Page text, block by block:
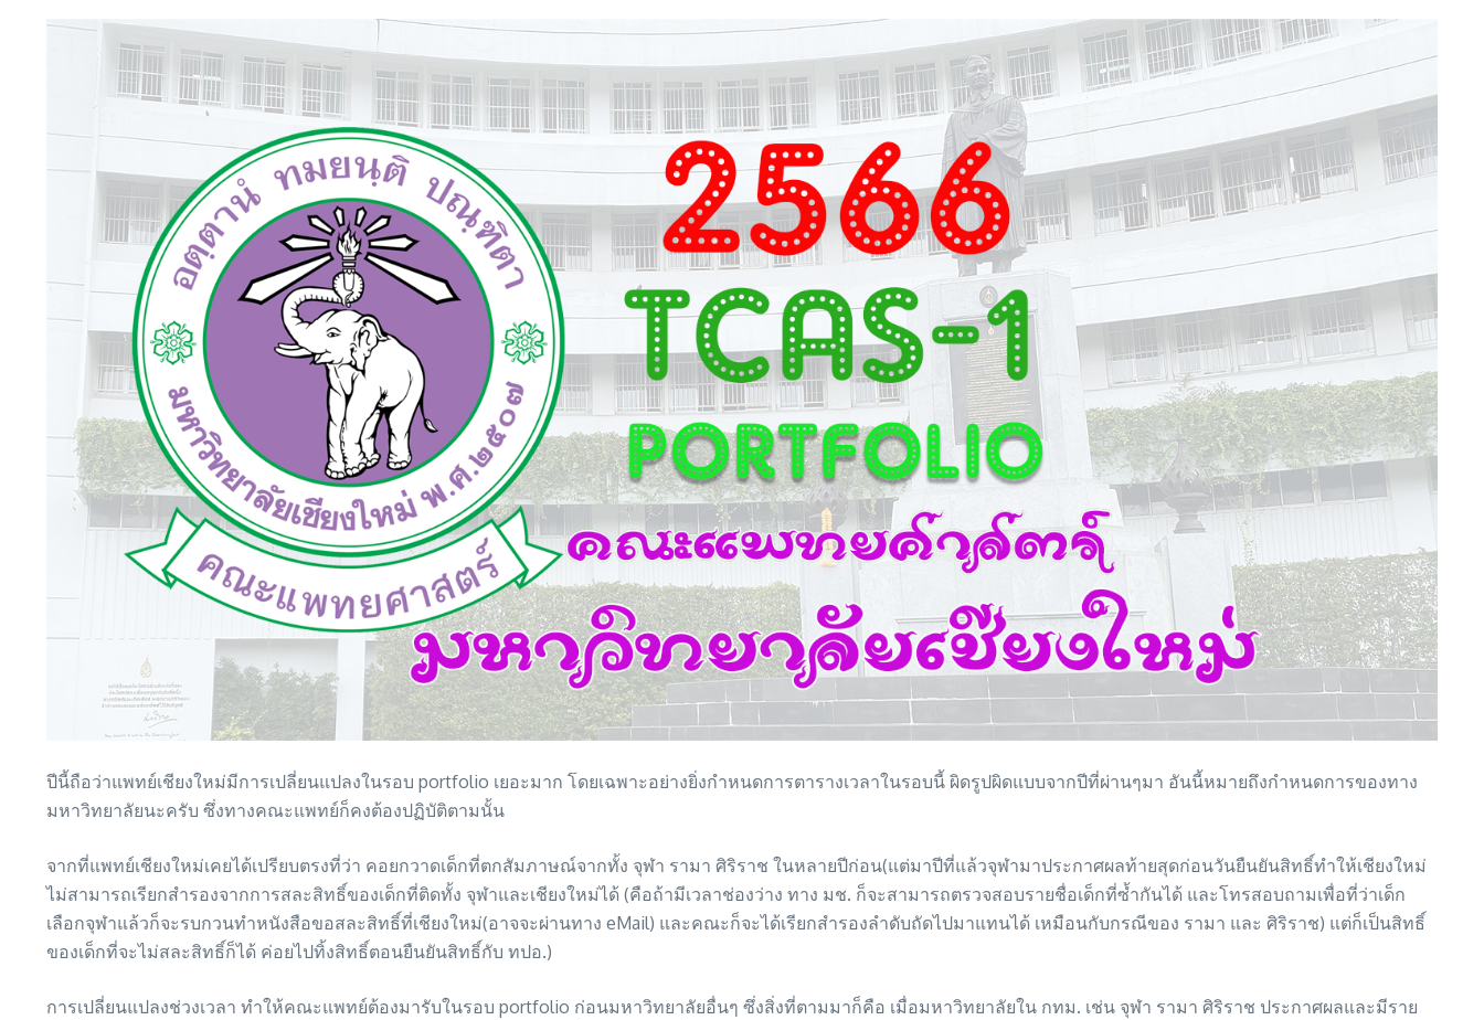
ปีนี้ถือว่าแพทย์เชียงใหม่มีการเปลี่ยนแปลงในรอบ portfolio เยอะมาก โดยเฉพาะอย่างยิ่งกำหนดการตารางเวลาในรอบนี้ ผิดรูปผิดแบบจากปีที่ผ่านๆมา อันนี้หมายถึงกำหนดการของทาง
มหาวิทยาลัยนะครับ ซึ่งทางคณะแพทย์ก็คงต้องปฏิบัติตามนั้น
จากที่แพทย์เชียงใหม่เคยได้เปรียบตรงที่ว่า คอยกวาดเด็กที่ตกสัมภาษณ์จากทั้ง จุฬา รามา ศิริราช ในหลายปีก่อน(แต่มาปีที่แล้วจุฬามาประกาศผลท้ายสุดก่อนวันยืนยันสิทธิ์ทำให้เชียงใหม่
ไม่สามารถเรียกสำรองจากการสละสิทธิ์ของเด็กที่ติดทั้ง จุฬาและเชียงใหม่ได้ (คือถ้ามีเวลาช่องว่าง ทาง มช. ก็จะสามารถตรวจสอบรายชื่อเด็กที่ซ้ำกันได้ และโทรสอบถามเพื่อที่ว่าเด็ก
เลือกจุฬาแล้วก็จะรบกวนทำหนังสือขอสละสิทธิ์ที่เชียงใหม่(อาจจะผ่านทาง eMail) และคณะก็จะได้เรียกสำรองลำดับถัดไปมาแทนได้ เหมือนกับกรณีของ รามา และ ศิริราช) แต่ก็เป็นสิทธิ์
ของเด็กที่จะไม่สละสิทธิ์ก็ได้ ค่อยไปทิ้งสิทธิ์ตอนยืนยันสิทธิ์กับ ทปอ.)
การเปลี่ยนแปลงช่วงเวลา ทำให้คณะแพทย์ต้องมารับในรอบ portfolio ก่อนมหาวิทยาลัยอื่นๆ ซึ่งสิ่งที่ตามมาก็คือ เมื่อมหาวิทยาลัยใน กทม. เช่น จุฬา รามา ศิริราช ประกาศผลและมีราย